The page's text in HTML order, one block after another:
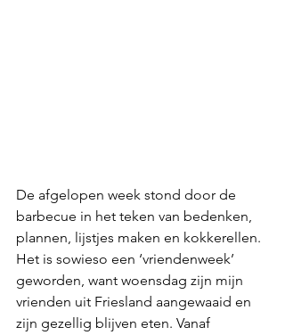
De afgelopen week stond door de
barbecue in het teken van bedenken,
plannen, lijstjes maken en kokkerellen.
Het is sowieso een ‘vriendenweek’
geworden, want woensdag zijn mijn
vrienden uit Friesland aangewaaid en
zijn gezellig blijven eten. Vanaf